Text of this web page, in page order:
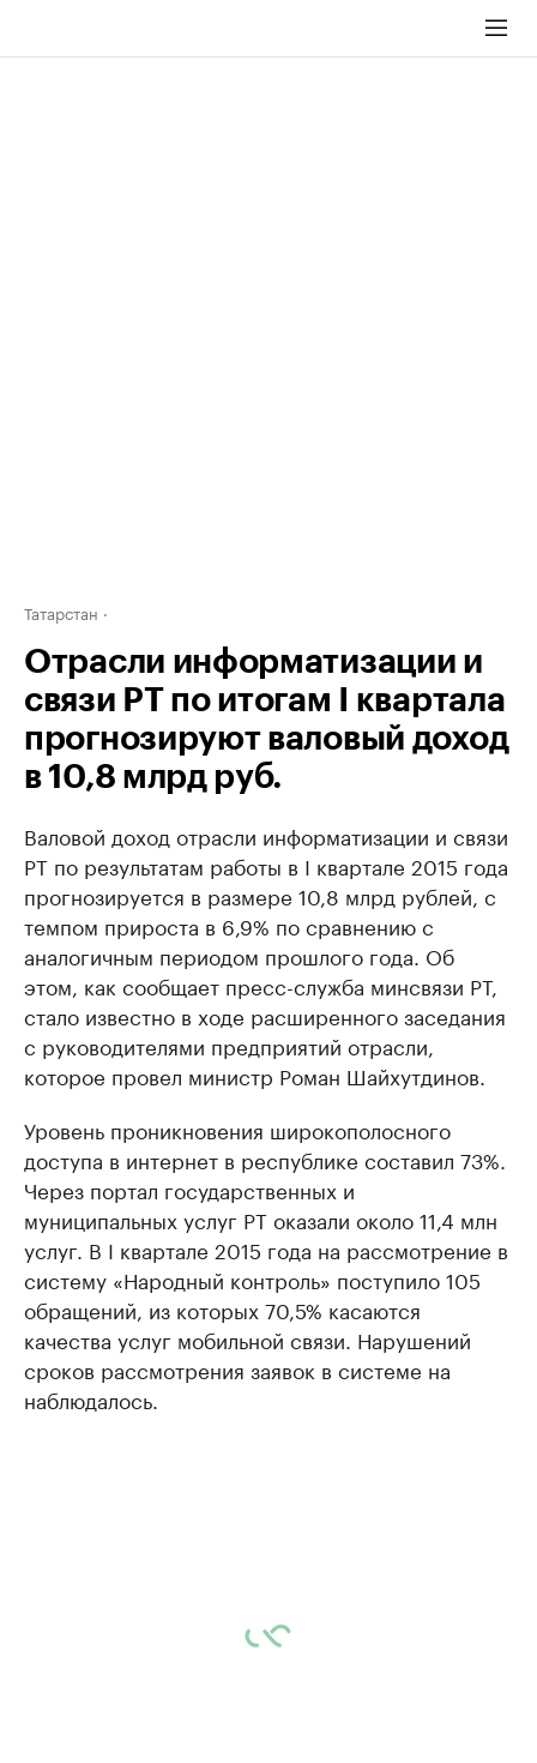
Татарстан
Отрасли информатизации и
связи РТ по итогам I квартала
прогнозируют валовый доход
в 10,8 млрд руб.
Валовой доход отрасли информатизации и связи
РТ по результатам работы в I квартале 2015 года
прогнозируется в размере 10,8 млрд рублей, с
темпом прироста в 6,9% по сравнению с
аналогичным периодом прошлого года. Об
этом, как сообщает пресс-служба минсвязи РТ,
стало известно в ходе расширенного заседания
с руководителями предприятий отрасли,
которое провел министр Роман Шайхутдинов.
Уровень проникновения широкополосного
доступа в интернет в республике составил 73%.
Через портал государственных и
муниципальных услуг РТ оказали около 11,4 млн
услуг. В I квартале 2015 года на рассмотрение в
систему «Народный контроль» поступило 105
обращений, из которых 70,5% касаются
качества услуг мобильной связи. Нарушений
сроков рассмотрения заявок в системе на
наблюдалось.